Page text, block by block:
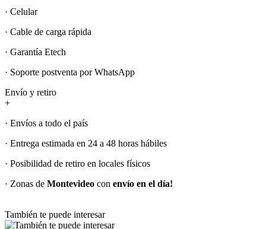
· Celular
· Cable de carga rápida
· Garantía Etech
· Soporte postventa por WhatsApp
Envío y retiro
+
· Envíos a todo el país
· Entrega estimada en 24 a 48 horas hábiles
· Posibilidad de retiro en locales físicos
· Zonas de Montevideo con envío en el día!
También te puede interesar